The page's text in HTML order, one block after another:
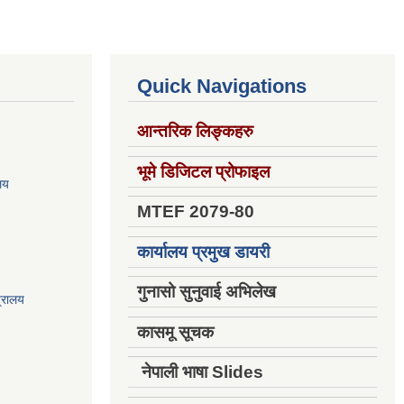
Quick Navigations
आन्तरिक लिङ्कहरु
भूमे डिजिटल प्रोफाइल
MTEF 2079-80
कार्यालय प्रमुख डायरी
गुनासो सुनुवाई अभिलेख
कासमू सूचक
नेपाली भाषा Slides